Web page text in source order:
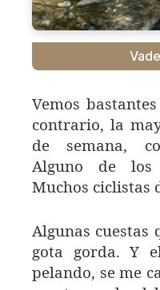
Vemos
contrario, la
de semana,
Alguno de
Muchos ciclistas
Algunas cuestas
gota gorda. Y
pelando, se me